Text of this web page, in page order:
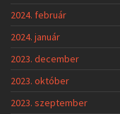
2024. február
2024. január
2023. december
2023. október
2023. szeptember